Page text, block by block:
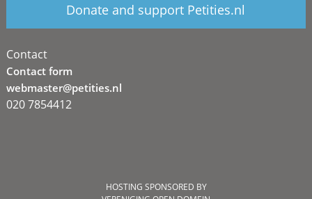
Donate and support Petities.nl
Contact
Contact form
webmaster@petities.nl
020 7854412
HOSTING SPONSORED BY